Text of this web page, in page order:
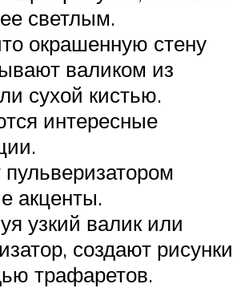
светлым.
окрашенную стену
валиком из
сухой кистью.
интересные
акценты.
узкий валик или
создают рисунки
трафаретов.